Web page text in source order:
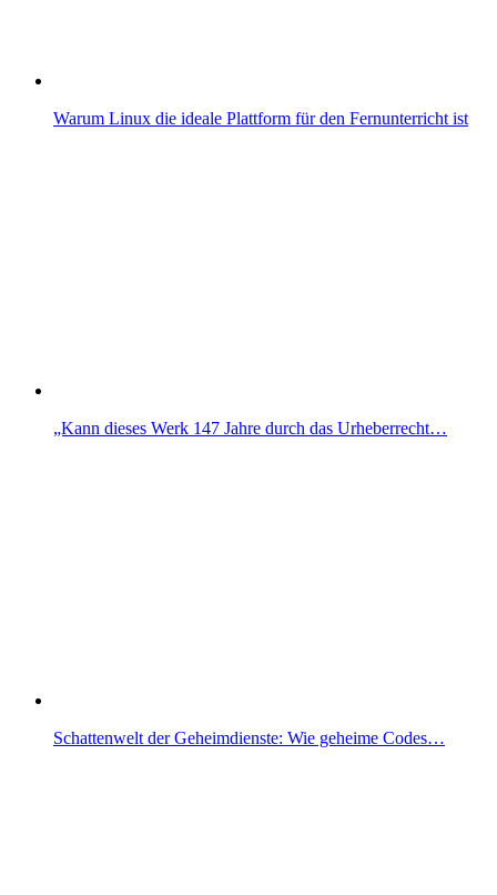
Warum Linux die ideale Plattform für den Fernunterricht ist
„Kann dieses Werk 147 Jahre durch das Urheberrecht…
Schattenwelt der Geheimdienste: Wie geheime Codes…